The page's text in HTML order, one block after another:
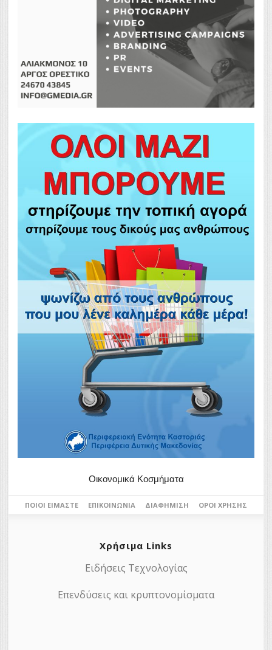
Οικονομικά Κοσμήματα
ΠΟΙΟΙ ΕΊΜΑΣΤΕ ΕΠΙΚΟΙΝΩΝΊΑ ΔΙΑΦΉΜΙΣΗ ΌΡΟΙ ΧΡΉΣΗΣ
Χρήσιμα Links
Ειδήσεις Τεχνολογίας
Επενδύσεις και κρυπτονομίσματα